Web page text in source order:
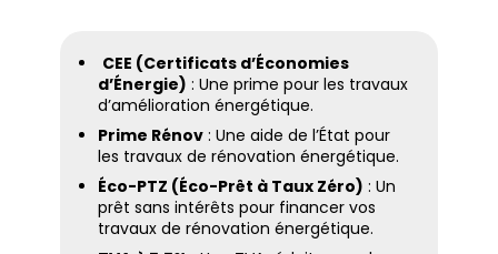
CEE (Certificats d’Économies
d’Énergie) : Une prime pour les travaux
d’amélioration énergétique.
Prime Rénov : Une aide de l’État pour
les travaux de rénovation énergétique.
Éco-PTZ (Éco-Prêt à Taux Zéro) : Un
prêt sans intérêts pour financer vos
travaux de rénovation énergétique.